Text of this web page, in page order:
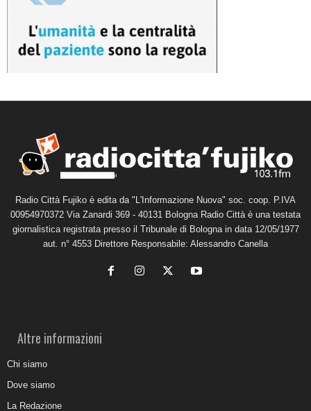
Radio Città Fujiko è edita da "L'Informazione Nuova" soc. coop. P.IVA
00954970372 Via Zanardi 369 - 40131 Bologna Radio Città è una testata
giornalistica registrata presso il Tribunale di Bologna in data 12/05/1977
aut. n° 4553 Direttore Responsabile: Alessandro Canella
Altre informazioni
Chi siamo
Dove siamo
La Redazione